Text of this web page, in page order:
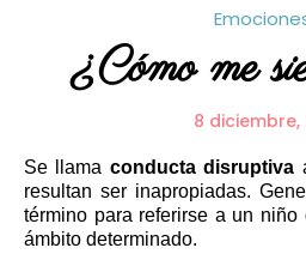
¿Cómo me
8 diciembre,
Se llama conducta disruptiva
resultan ser inapropiadas.
término para referirse a un niño
ámbito determinado.